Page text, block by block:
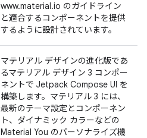
www.material.io のガイドライン
と適合するコンポーネントを提供
するように設計されています。
マテリアル デザインの進化版であ
るマテリアル デザイン 3 コンポー
ネントで Jetpack Compose UI を
構築します。マテリアル 3 には、
最新のテーマ設定とコンポーネン
ト、ダイナミック カラーなどの
Material You のパーソナライズ機